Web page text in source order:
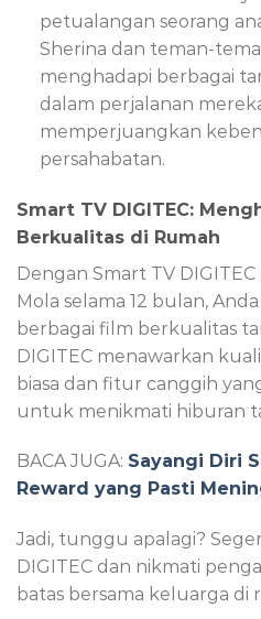
petualangan seorang
Sherina dan teman-
menghadapi berbagai
dalam perjalanan
memperjuangkan
persahabatan.
Smart TV DIGITEC:
Berkualitas di Rumah
Dengan Smart TV
Mola selama 12 bulan,
berbagai film berkualitas
DIGITEC menawarkan
biasa dan fitur canggih
untuk menikmati hiburan
BACA JUGA: Sayangi Diri
Reward yang Pasti
Jadi, tunggu apalagi?
DIGITEC dan nikmati
batas bersama keluarga di